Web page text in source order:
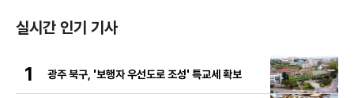
실시간 인기 기사
1 광주 북구, '보행자 우선도로 조성' 특교세 확보